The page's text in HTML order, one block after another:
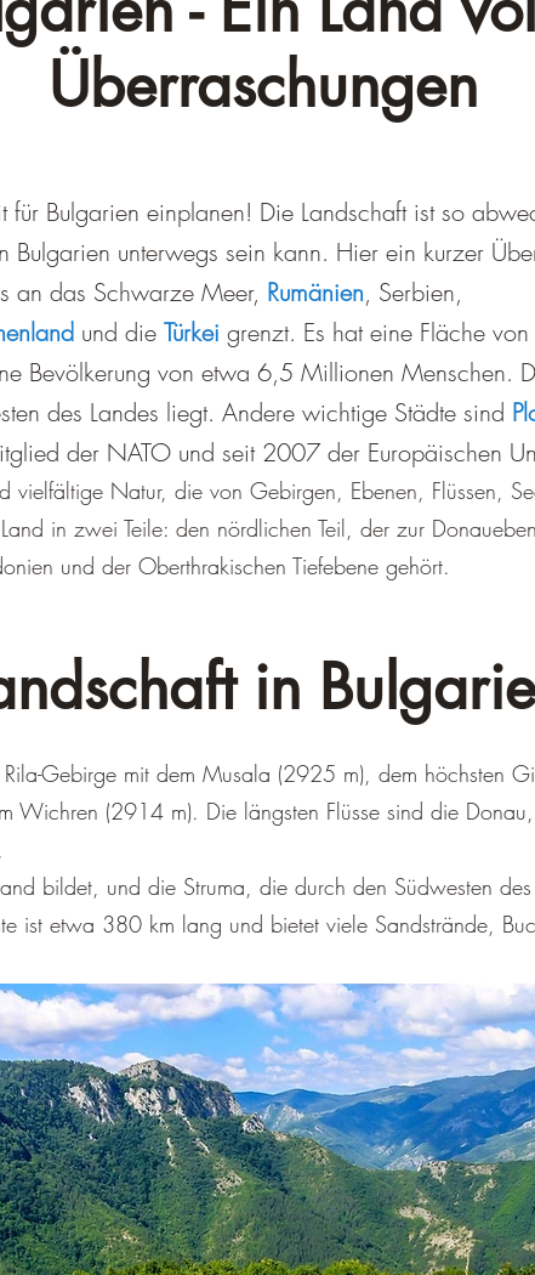
Überraschungen
für Bulgarien einplanen! Die Landschaft ist so
Bulgarien unterwegs sein kann. Hier ein kurzer
an das Schwarze Meer, Rumänien, Serbien,
und die Türkei grenzt. Es hat eine Fläche
Bevölkerung von etwa 6,5 Millionen Menschen.
des Landes liegt. Andere wichtige Städte sind
der NATO und seit 2007 der Europäischen
vielfältige Natur, die von Gebirgen, Ebenen, Flüssen,
in zwei Teile: den nördlichen Teil, der zur
und der Oberthrakischen Tiefebene gehört.
in
Gebirge mit dem Musala (2925 m), dem höchsten
Wichren (2914 m). Die längsten Flüsse sind die
bildet, und die Struma, die durch den Südwesten
ist etwa 380 km lang und bietet viele Sandstrände,